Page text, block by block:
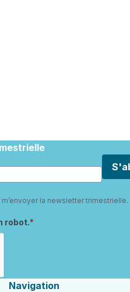
la newsletter trimestrielle.
robot.
Navigation